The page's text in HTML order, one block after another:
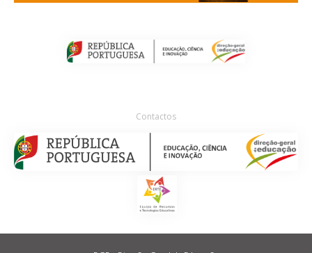
Contactos